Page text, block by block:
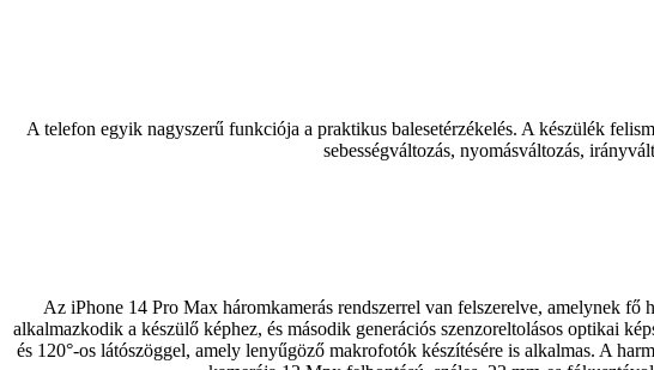
A telefon egyik nagyszerű funkciója a praktikus balesetérzékelés. A készülék
sebességváltozás, nyomásváltozás,
Az iPhone 14 Pro Max háromkamerás rendszerrel van felszerelve, amelynek
alkalmazkodik a készülő képhez, és második generációs szenzoreltolásos optikai
és 120°-os látószöggel, amely lenyűgöző makrofotók készítésére is alkalmas. A